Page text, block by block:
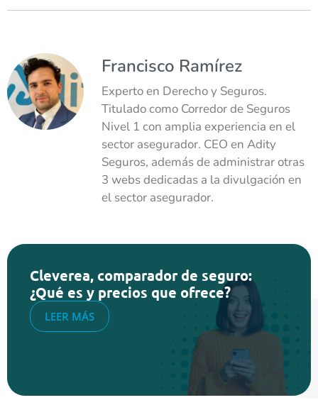
Francisco Ramírez
Experto en Derecho y Seguros.
Titulado como Corredor de Seguros
Nivel 1 con amplia experiencia en el
sector asegurador. CEO en Adity
Seguros, además de administrar otras
3 webs dedicadas a la divulgación en
el sector asegurador.
Cleverea, comparador de seguro:
¿Qué es y precios que ofrece?
LEER MÁS